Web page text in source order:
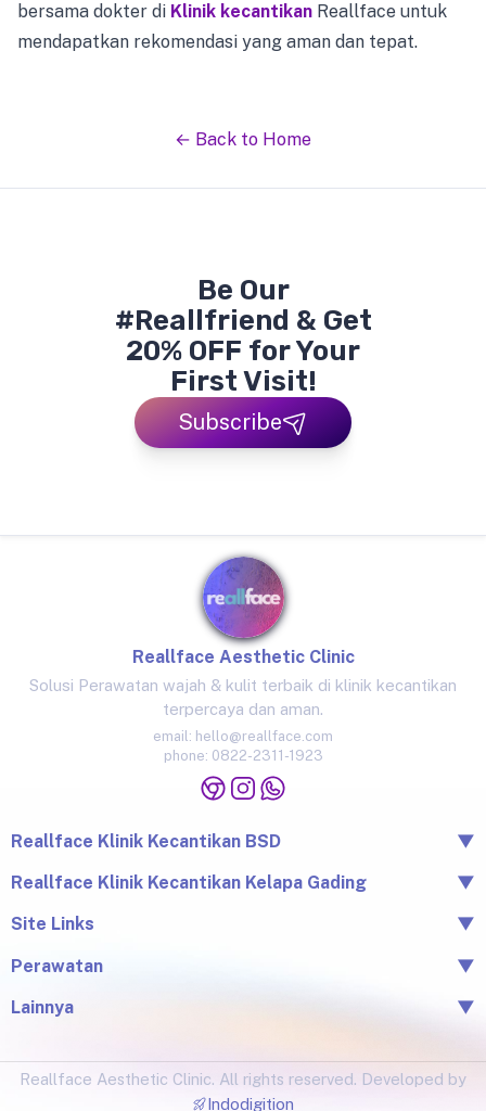
bersama dokter di Klinik kecantikan Reallface untuk
mendapatkan rekomendasi yang aman dan tepat.
← Back to Home
Be Our
#Reallfriend & Get
20% OFF for Your
First Visit!
Subscribe
Reallface Aesthetic Clinic
Solusi Perawatan wajah & kulit terbaik di klinik kecantikan
terpercaya dan aman.
email: hello@reallface.com
phone: 0822-2311-1923
Reallface Klinik Kecantikan BSD
▼
Banten 15345
0822-2311-1923
Reallface Klinik Kecantikan Kelapa Gading
▼
Gading, Jkt Utara, Daerah Khusus Ibukota Jakarta 14240
0813-1581-1448
Site Links
▼
Beranda
Perawatan
Price List
Perawatan
▼
Juvelook
Facial & LHALA Peel
Ultraformer III
Botox, Filler, Thread Lift
Lainnya
▼
Lokasi
Testimonial
Reallface Aesthetic Clinic. All rights reserved. Developed by
Indodigition